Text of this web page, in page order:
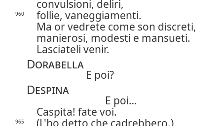
convulsioni, deliri,
960
follie, vaneggiamenti.
Ma or vedrete come son discreti,
manierosi, modesti e mansueti.
Lasciateli venir.
Dorabella
E poi?
Despina
E poi…
Caspita! fate voi.
965 (L'ho detto che cadrebbero.)